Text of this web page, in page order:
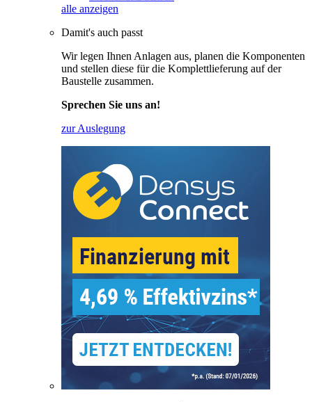
alle anzeigen
Damit's auch passt
Wir legen Ihnen Anlagen aus, planen die Komponenten
und stellen diese für die Komplettlieferung auf der
Baustelle zusammen.
Sprechen Sie uns an!
zur Auslegung